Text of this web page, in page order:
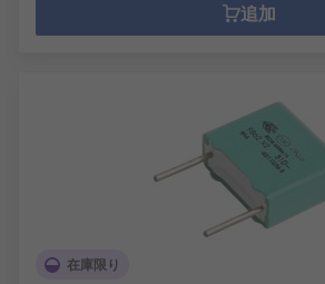
追加
在庫限り